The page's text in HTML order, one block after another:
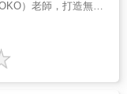
由地道日籍老師配音
前、晨練或洗漱時
和句型自然深植腦
到新高度！ 為忙
案，兩頁一單元，一
省無數小時的絕招！
50音排序，書末還有
需要回顧或查找單
人助手一樣迅速提供
帶動相似單字的復
試驗（JLPT）的出題
關的內容。 可當
習，也可當作業使
免對每日的授課及學
話方式。 『つな
翻轉日本語-
校、日常生活中最基
」共分２冊，第１
，第16課～第30課為
）老師，打造無壓
可以無壓力玩日本
、最好用的 《從零
你也會的旅遊日語！